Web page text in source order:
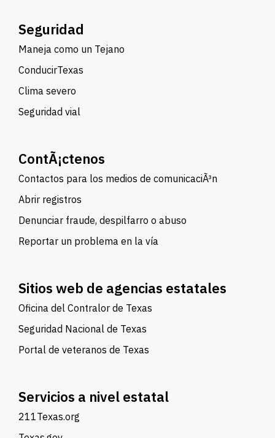
Seguridad
Maneja como un Tejano
ConducirTexas
Clima severo
Seguridad vial
ContÃ¡ctenos
Contactos para los medios de comunicaciÃ³n
Abrir registros
Denunciar fraude, despilfarro o abuso
Reportar un problema en la vía
Sitios web de agencias estatales
Oficina del Contralor de Texas
Seguridad Nacional de Texas
Portal de veteranos de Texas
Servicios a nivel estatal
211Texas.org